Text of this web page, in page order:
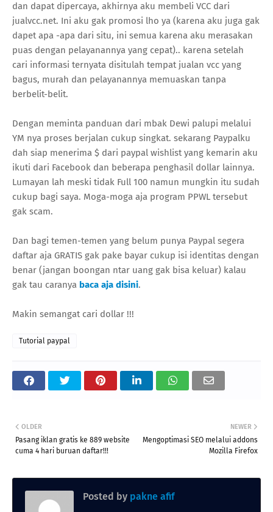
dan dapat dipercaya, akhirnya aku membeli VCC dari
jualvcc.net. Ini aku gak promosi lho ya (karena aku juga gak
dapet apa -apa dari situ, ini semua karena aku merasakan
puas dengan pelayanannya yang cepat).. karena setelah
cari informasi ternyata disitulah tempat jualan vcc yang
bagus, murah dan pelayanannya memuaskan tanpa
berbelit-belit.
Dengan meminta panduan dari mbak Dewi palupi melalui
YM nya proses berjalan cukup singkat. sekarang Paypalku
dah siap menerima $ dari paypal wishlist yang kemarin aku
ikuti dari Facebook dan beberapa penghasil dollar lainnya.
Lumayan lah meski tidak Full 100 namun mungkin itu sudah
cukup bagi saya. Moga-moga aja program PPWL tersebut
gak scam.
Dan bagi temen-temen yang belum punya Paypal segera
daftar aja GRATIS gak pake bayar cukup isi identitas dengan
benar (jangan boongan ntar uang gak bisa keluar) kalau
gak tau caranya baca aja disini.
Makin semangat cari dollar !!!
Tutorial paypal
NEWER
Mengoptimasi SEO melalui addons
Mozilla Firefox
OLDER
Pasang iklan gratis ke 889 website
cuma 4 hari buruan daftar!!!
Posted by pakne afif